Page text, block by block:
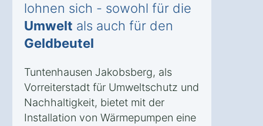
lohnen sich - sowohl für die
Umwelt als auch für den
Geldbeutel
Tuntenhausen Jakobsberg, als
Vorreiterstadt für Umweltschutz und
Nachhaltigkeit, bietet mit der
Installation von Wärmepumpen eine